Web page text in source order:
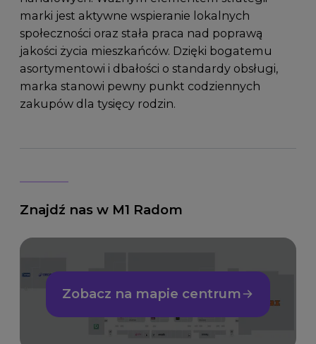
marki jest aktywne wspieranie lokalnych
społeczności oraz stała praca nad poprawą
jakości życia mieszkańców. Dzięki bogatemu
asortymentowi i dbałości o standardy obsługi,
marka stanowi pewny punkt codziennych
zakupów dla tysięcy rodzin.
Znajdź nas w M1 Radom
Zobacz na mapie centrum